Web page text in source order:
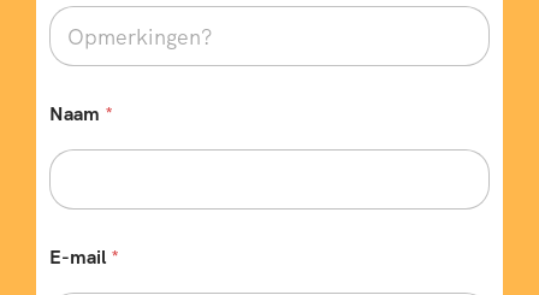
T
y
p
Naam *
E-mail *